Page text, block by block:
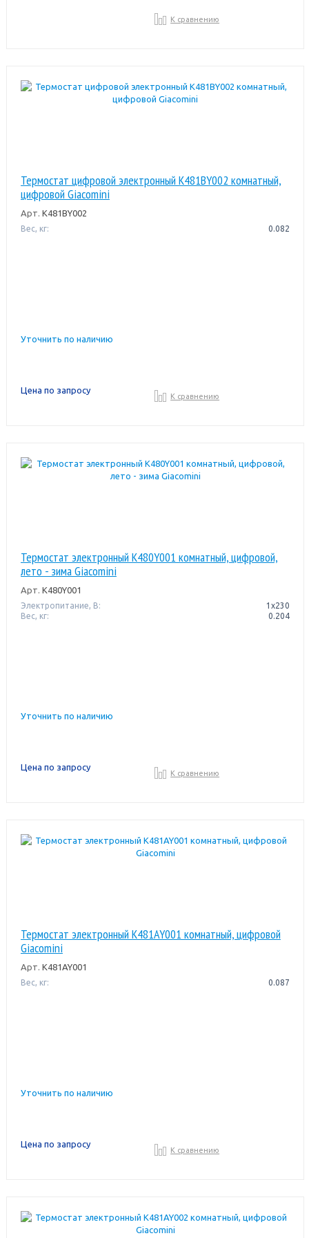
К сравнению
Термостат цифровой электронный K481BY002 комнатный,
цифровой Giacomini
Арт. K481BY002
Вес, кг: 0.082
Уточнить по наличию
Цена по запросу
К сравнению
Термостат электронный K480Y001 комнатный, цифровой,
лето - зима Giacomini
Арт. K480Y001
Электропитание, В:
1х230
Вес, кг:
0.204
Уточнить по наличию
Цена по запросу
К сравнению
Термостат электронный K481AY001 комнатный, цифровой
Giacomini
Арт. K481AY001
Вес, кг: 0.087
Уточнить по наличию
Цена по запросу
К сравнению